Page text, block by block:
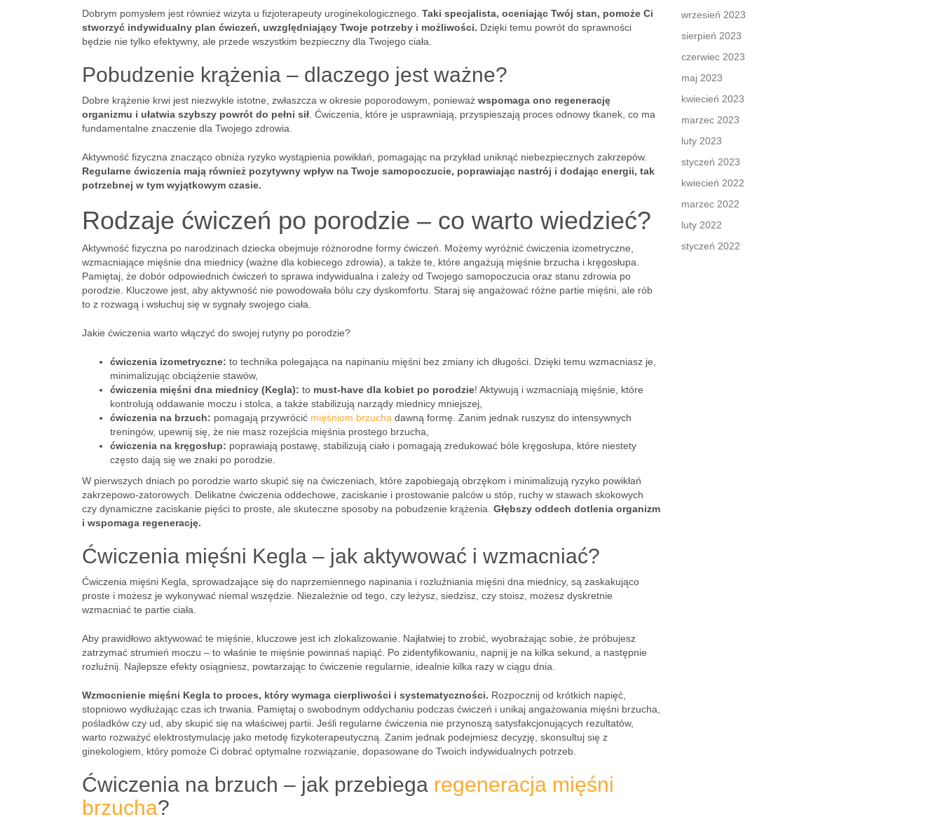
Dobrym pomysłem jest również wizyta u fizjoterapeuty uroginekologicznego. Taki specjalista, oceniając Twój stan, pomoże Ci
stworzyć indywidualny plan ćwiczeń, uwzględniający Twoje potrzeby i możliwości. Dzięki temu powrót do sprawności
będzie nie tylko efektywny, ale przede wszystkim bezpieczny dla Twojego ciała.
Pobudzenie krążenia – dlaczego jest ważne?
Dobre krążenie krwi jest niezwykle istotne, zwłaszcza w okresie poporodowym, ponieważ wspomaga ono regenerację
organizmu i ułatwia szybszy powrót do pełni sił . Ćwiczenia, które je usprawniają, przyspieszają proces odnowy tkanek, co ma
fundamentalne znaczenie dla Twojego zdrowia.
Aktywność fizyczna znacząco obniża ryzyko wystąpienia powikłań, pomagając na przykład uniknąć niebezpiecznych zakrzepów.
Regularne ćwiczenia mają również pozytywny wpływ na Twoje samopoczucie, poprawiając nastrój i dodając energii, tak
potrzebnej w tym wyjątkowym czasie.
Rodzaje ćwiczeń po porodzie – co warto wiedzieć?
Aktywność fizyczna po narodzinach dziecka obejmuje różnorodne formy ćwiczeń. Możemy wyróżnić ćwiczenia izometryczne,
wzmacniające mięśnie dna miednicy (ważne dla kobiecego zdrowia), a także te, które angażują mięśnie brzucha i kręgosłupa.
Pamiętaj, że dobór odpowiednich ćwiczeń to sprawa indywidualna i zależy od Twojego samopoczucia oraz stanu zdrowia po
porodzie. Kluczowe jest, aby aktywność nie powodowała bólu czy dyskomfortu. Staraj się angażować różne partie mięśni, ale rób
to z rozwagą i wsłuchuj się w sygnały swojego ciała.
Jakie ćwiczenia warto włączyć do swojej rutyny po porodzie?
ćwiczenia izometryczne: to technika polegająca na napinaniu mięśni bez zmiany ich długości. Dzięki temu wzmacniasz je,
minimalizując obciążenie stawów,
ćwiczenia mięśni dna miednicy (Kegla): to must-have dla kobiet po porodzie! Aktywują i wzmacniają mięśnie, które
kontrolują oddawanie moczu i stolca, a także stabilizują narządy miednicy mniejszej,
ćwiczenia na brzuch: pomagają przywrócić mięśniom brzucha dawną formę. Zanim jednak ruszysz do intensywnych
treningów, upewnij się, że nie masz rozejścia mięśnia prostego brzucha,
ćwiczenia na kręgosłup: poprawiają postawę, stabilizują ciało i pomagają zredukować bóle kręgosłupa, które niestety
często dają się we znaki po porodzie.
W pierwszych dniach po porodzie warto skupić się na ćwiczeniach, które zapobiegają obrzękom i minimalizują ryzyko powikłań
zakrzepowo-zatorowych. Delikatne ćwiczenia oddechowe, zaciskanie i prostowanie palców u stóp, ruchy w stawach skokowych
czy dynamiczne zaciskanie pięści to proste, ale skuteczne sposoby na pobudzenie krążenia. Głębszy oddech dotlenia organizm
i wspomaga regenerację.
Ćwiczenia mięśni Kegla – jak aktywować i wzmacniać?
Ćwiczenia mięśni Kegla, sprowadzające się do naprzemiennego napinania i rozluźniania mięśni dna miednicy, są zaskakująco
proste i możesz je wykonywać niemal wszędzie. Niezależnie od tego, czy leżysz, siedzisz, czy stoisz, możesz dyskretnie
wzmacniać te partie ciała.
Aby prawidłowo aktywować te mięśnie, kluczowe jest ich zlokalizowanie. Najłatwiej to zrobić, wyobrażając sobie, że próbujesz
zatrzymać strumień moczu – to właśnie te mięśnie powinnaś napiąć. Po zidentyfikowaniu, napnij je na kilka sekund, a następnie
rozluźnij. Najlepsze efekty osiągniesz, powtarzając to ćwiczenie regularnie, idealnie kilka razy w ciągu dnia.
Wzmocnienie mięśni Kegla to proces, który wymaga cierpliwości i systematyczności. Rozpocznij od krótkich napięć,
stopniowo wydłużając czas ich trwania. Pamiętaj o swobodnym oddychaniu podczas ćwiczeń i unikaj angażowania mięśni brzucha,
pośladków czy ud, aby skupić się na właściwej partii. Jeśli regularne ćwiczenia nie przynoszą satysfakcjonujących rezultatów,
warto rozważyć elektrostymulację jako metodę fizykoterapeutyczną. Zanim jednak podejmiesz decyzję, skonsultuj się z
ginekologiem, który pomoże Ci dobrać optymalne rozwiązanie, dopasowane do Twoich indywidualnych potrzeb.
Ćwiczenia na brzuch – jak przebiega regeneracja mięśni
brzucha?
wrzesień 2023
sierpień 2023
czerwiec 2023
maj 2023
kwiecień 2023
marzec 2023
luty 2023
styczeń 2023
kwiecień 2022
marzec 2022
luty 2022
styczeń 2022